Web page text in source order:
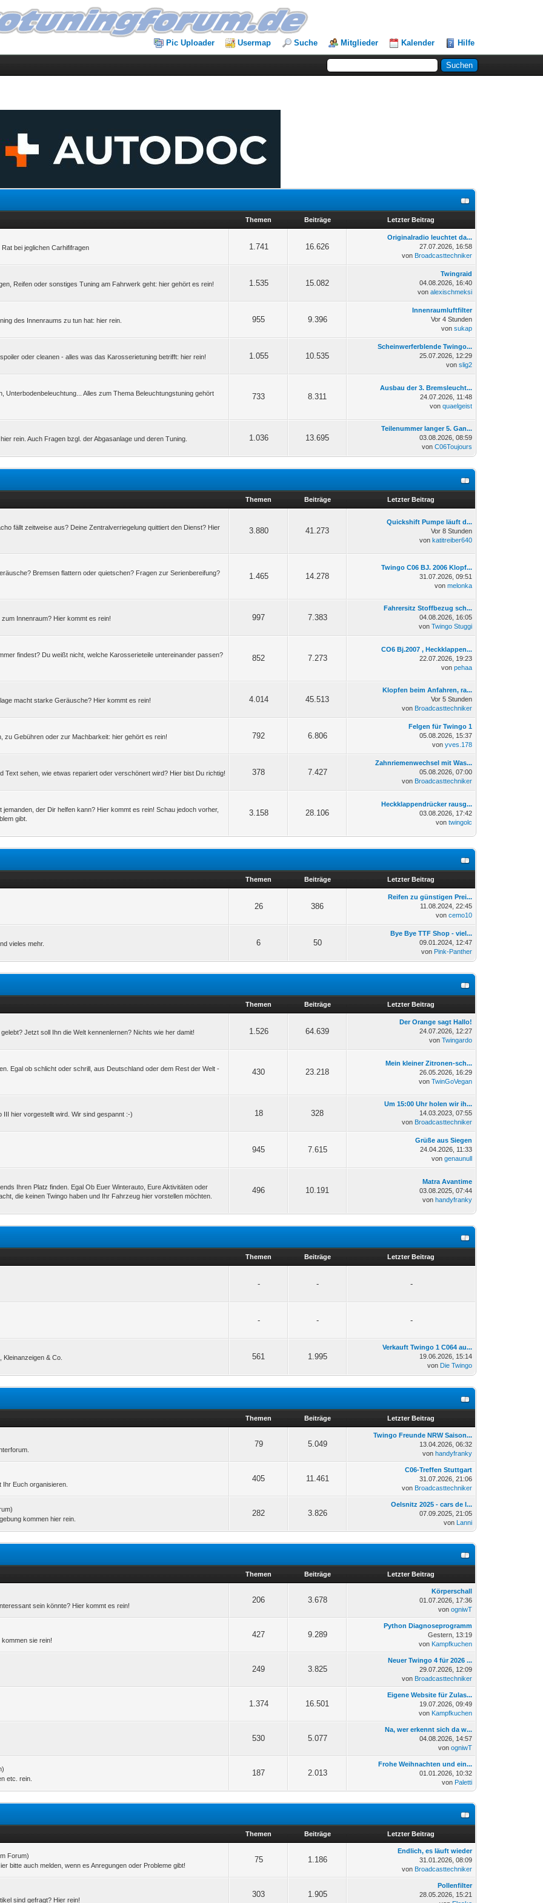
Pic Uploader Usermap Suche Mitglieder Kalender Hilfe
Themen Beiträge Letzter Beitrag
bei jeglichen Carhififragen 1.741 16.626
Originalradio leuchtet da...
27.07.2026, 16:58
von Broadcasttechniker
Reifen oder sonstiges Tuning am Fahrwerk geht: hier gehört es rein! 1.535 15.082
Twingraid
04.08.2026, 16:40
vonalexischmeksi
des Innenraums zu tun hat: hier rein. 955 9.396
Innenraumluftfilter
Vor 4 Stunden
vonsukap
oder cleanen - alles was das Karosserietuning betrifft: hier rein! 1.055 10.535
Scheinwerferblende Twingo...
25.07.2026, 12:29
vonslig2
Unterbodenbeleuchtung... Alles zum Thema Beleuchtungstuning gehört 733 8.311
Ausbau der 3. Bremsleucht...
24.07.2026, 11:48
vonquaelgeist
rein. Auch Fragen bzgl. der Abgasanlage und deren Tuning. 1.036 13.695
Teilenummer langer 5. Gan...
03.08.2026, 08:59
vonC06Toujours
Themen Beiträge Letzter Beitrag
fällt zeitweise aus? Deine Zentralverriegelung quittiert den Dienst? Hier 3.880 41.273
Quickshift Pumpe läuft d...
Vor 8 Stunden
vonkatitreiber640
Bremsen flattern oder quietschen? Fragen zur Serienbereifung? 1.465 14.278
Twingo C06 BJ. 2006 Klopf...
31.07.2026, 09:51
vonmelonka
Innenraum? Hier kommt es rein! 997 7.383
Fahrersitz Stoffbezug sch...
04.08.2026, 16:05
vonTwingo Stuggi
findest? Du weißt nicht, welche Karosserieteile untereinander passen? 852 7.273
CO6 Bj.2007 , Heckklappen...
22.07.2026, 19:23
vonpehaa
macht starke Geräusche? Hier kommt es rein! 4.014 45.513
Klopfen beim Anfahren, ra...
Vor 5 Stunden
von Broadcasttechniker
zu Gebühren oder zur Machbarkeit: hier gehört es rein! 792 6.806
Felgen für Twingo 1
05.08.2026, 15:37
vonyves.178
Text sehen, wie etwas repariert oder verschönert wird? Hier bist Du richtig! 378 7.427
Zahnriemenwechsel mit Was...
05.08.2026, 07:00
von Broadcasttechniker
der Dir helfen kann? Hier kommt es rein! Schau jedoch vorher,
gibt.
3.158 28.106
Heckklappendrücker rausg...
03.08.2026, 17:42
vontwingolc
Themen Beiträge Letzter Beitrag
26 386
Reifen zu günstigen Prei...
11.08.2024, 22:45
voncemo10
vieles mehr. 6 50
Bye Bye TTF Shop - viel...
09.01.2024, 12:47
von Pink-Panther
Themen Beiträge Letzter Beitrag
Jetzt soll Ihn die Welt kennenlernen? Nichts wie her damit! 1.526 64.639
Der Orange sagt Hallo!
24.07.2026, 12:27
vonTwingardo
Egal ob schlicht oder schrill, aus Deutschland oder dem Rest der Welt - 430 23.218
Mein kleiner Zitronen-sch...
26.05.2026, 16:29
vonTwinGoVegan
hier vorgestellt wird. Wir sind gespannt :-) 18 328
Um 15:00 Uhr holen wir ih...
14.03.2023, 07:55
von Broadcasttechniker
945 7.615
Grüße aus Siegen
24.04.2026, 11:33
vongenaunull
Ihren Platz finden. Egal Ob Euer Winterauto, Eure Aktivitäten oder
die keinen Twingo haben und Ihr Fahrzeug hier vorstellen möchten.
496 10.191
Matra Avantime
03.08.2025, 07:44
vonhandyfranky
Themen Beiträge Letzter Beitrag
- - -
- - -
& Co. 561 1.995
Verkauft Twingo 1 C064 au...
19.06.2026, 15:14
von Die Twingo
Themen Beiträge Letzter Beitrag
79 5.049
Twingo Freunde NRW Saison...
13.04.2026, 06:32
vonhandyfranky
Euch organisieren.
405 11.461
C06-Treffen Stuttgart
31.07.2026, 21:06
von Broadcasttechniker
kommen hier rein.
282 3.826
Oelsnitz 2025 - cars de l...
07.09.2025, 21:05
von Lanni
Themen Beiträge Letzter Beitrag
sein könnte? Hier kommt es rein!
206 3.678
Körperschall
01.07.2026, 17:36
vonogniwT
sie rein!
427 9.289
Python Diagnoseprogramm
Gestern , 13:19
von Kampfkuchen
249 3.825
Neuer Twingo 4 für 2026 ...
29.07.2026, 12:09
von Broadcasttechniker
1.374 16.501
Eigene Website für Zulas...
19.07.2026, 09:49
von Kampfkuchen
530 5.077
Na, wer erkennt sich da w...
04.08.2026, 14:57
vonogniwT
etc. rein.
187 2.013
Frohe Weihnachten und ein...
01.01.2026, 10:32
von Paletti
Themen Beiträge Letzter Beitrag
Forum)
bitte auch melden, wenn es Anregungen oder Probleme gibt!
75 1.186
Endlich, es läuft wieder
31.01.2026, 08:09
von Broadcasttechniker
sind gefragt? Hier rein!
303 1.905
Pollenfilter
28.05.2026, 15:21